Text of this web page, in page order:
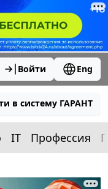
Войти Eng
в систему ГАРАНТ
IT Профессия